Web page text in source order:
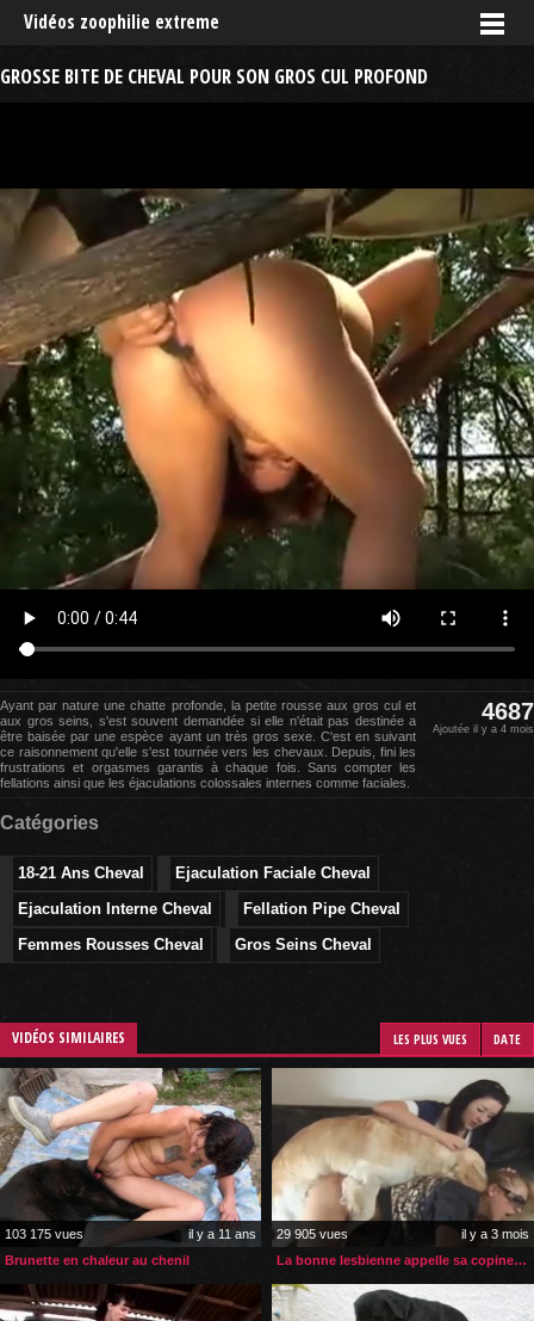
Vidéos zoophilie extreme
GROSSE BITE DE CHEVAL POUR SON GROS CUL PROFOND
Ayant par nature une chatte profonde, la petite rousse aux gros cul et
aux gros seins, s'est souvent demandée si elle n'était pas destinée a
être baisée par une espèce ayant un très gros sexe. C'est en suivant
ce raisonnement qu'elle s'est tournée vers les chevaux. Depuis, fini les
frustrations et orgasmes garantis à chaque fois. Sans compter les
fellations ainsi que les éjaculations colossales internes comme faciales.
4687
Ajoutée il y a 4 mois
Catégories
18-21 Ans Cheval
Ejaculation Faciale Cheval
Ejaculation Interne Cheval
Fellation Pipe Cheval
Femmes Rousses Cheval
Gros Seins Cheval
VIDÉOS SIMILAIRES LES PLUS VUES DATE
103 175 vues
il y a 11 ans
Brunette en chaleur au chenil
29 905 vues
il y a 3 mois
La bonne lesbienne appelle sa copine pour une séance de zoophilie